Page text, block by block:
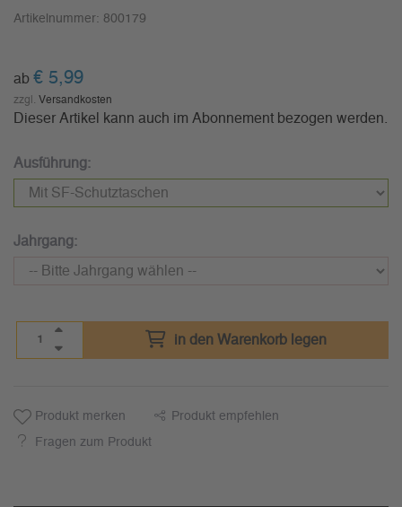
Artikelnummer: 800179
ab € 5,99
zzgl. Versandkosten
Dieser Artikel kann auch im Abonnement bezogen werden.
Ausführung:
Jahrgang:
in den Warenkorb legen
Produkt merken Produkt empfehlen
Fragen zum Produkt